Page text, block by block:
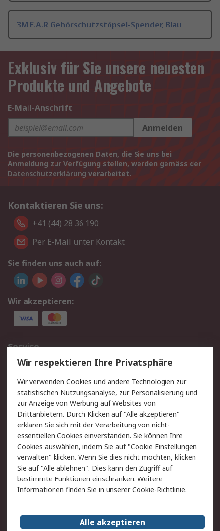
3M E.A.R Gehörschutzstöpsel-Spender, Blau
Exklusiv für Sie unsere neuesten
Produkte und Angebote
E-Mail-Anschrift
Anmelden
Die personenbezogenen Daten, die Sie uns bei
Anmeldung zur Verfügung stellen, werden gemäss der
Datenschutzerklärung verarbeitet.
Kontaktieren Sie uns:
+41 (44) 28 36 190
Per E-Mail unter Kontakt
Sie finden uns auch auf:
Wir akzeptieren:
Service
Value Added Services
Lieferlösungen
Rücksendungen
Kontakt
Hilfe
Rechtliches
AGB
Datenschutz
Cookie-Richtlinie
Zahlungsbedingungen
Copyright/Impressum
Über RS
Karriere bei RS
Nachhaltigkeit
Wir respektieren Ihre Privatsphäre
Wir verwenden Cookies und andere Technologien zur
statistischen Nutzungsanalyse, zur Personalisierung und
zur Anzeige von Werbung auf Websites von
Drittanbietern. Durch Klicken auf "Alle akzeptieren"
erklären Sie sich mit der Verarbeitung von nicht-
essentiellen Cookies einverstanden. Sie können Ihre
Cookies auswählen, indem Sie auf "Cookie Einstellungen
verwalten" klicken. Wenn Sie dies nicht möchten, klicken
Sie auf "Alle ablehnen". Dies kann den Zugriff auf
bestimmte Funktionen einschränken. Weitere
Informationen finden Sie in unsererCookie-Richtlinie.
Alle akzeptieren